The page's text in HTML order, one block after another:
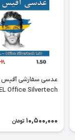
Office Silvertech
10,500,000 تومان